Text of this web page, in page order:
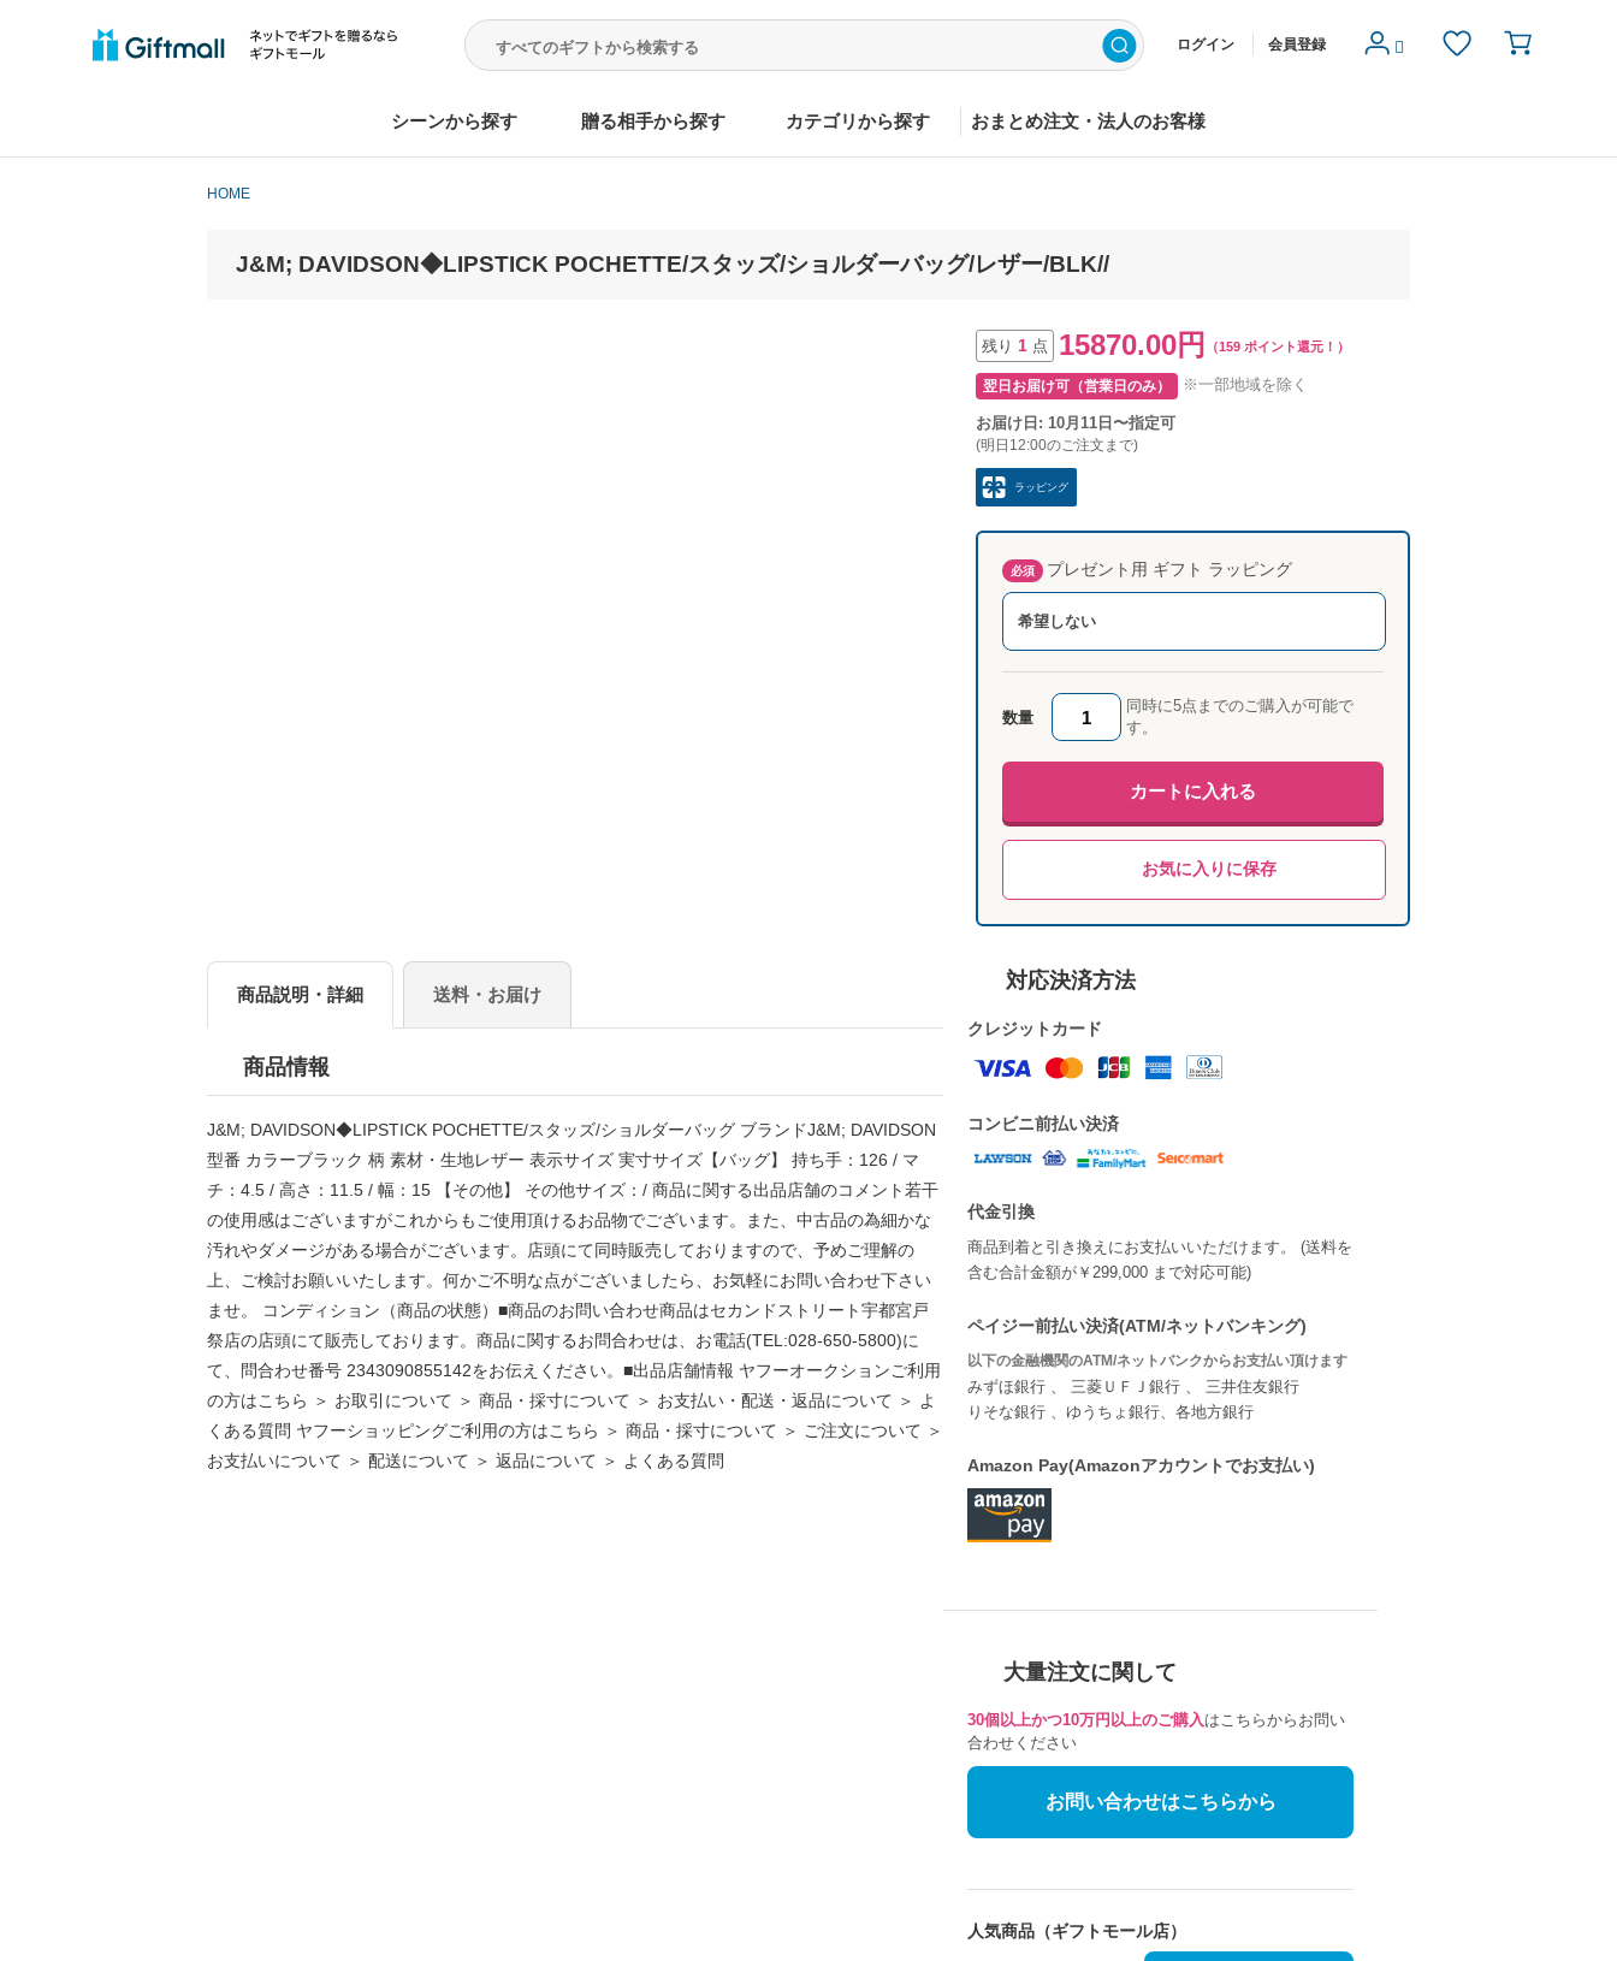
ログイン 会員登録
シーンから探す 贈る相手から探す カテゴリから探す おまとめ注文・法人のお客様
HOME
J&M; DAVIDSON◆LIPSTICK POCHETTE/スタッズ/ショルダーバッグ/レザー/BLK//
商品説明・詳細 送料・お届け
商品情報
J&M; DAVIDSON◆LIPSTICK POCHETTE/スタッズ/ショルダーバッグ ブランドJ&M; DAVIDSON
型番 カラーブラック 柄 素材・生地レザー 表示サイズ 実寸サイズ【バッグ】 持ち手：126 / マ
チ：4.5 / 高さ：11.5 / 幅：15 【その他】 その他サイズ：/ 商品に関する出品店舗のコメント若干
の使用感はございますがこれからもご使用頂けるお品物でございます。また、中古品の為細かな
汚れやダメージがある場合がございます。店頭にて同時販売しておりますので、予めご理解の
上、ご検討お願いいたします。何かご不明な点がございましたら、お気軽にお問い合わせ下さい
ませ。 コンディション（商品の状態）■商品のお問い合わせ商品はセカンドストリート宇都宮戸
祭店の店頭にて販売しております。商品に関するお問合わせは、お電話(TEL:028-650-5800)に
て、問合わせ番号 2343090855142をお伝えください。■出品店舗情報 ヤフーオークションご利用
の方はこちら ＞ お取引について ＞ 商品・採寸について ＞ お支払い・配送・返品について ＞ よ
くある質問 ヤフーショッピングご利用の方はこちら ＞ 商品・採寸について ＞ ご注文について ＞
お支払いについて ＞ 配送について ＞ 返品について ＞ よくある質問
残り 1 点 15870.00円 （159 ポイント還元！）
翌日お届け可（営業日のみ） ※一部地域を除く
お届け日: 10月11日〜指定可
(明日12:00のご注文まで)
ラッピング
必須 プレゼント用 ギフト ラッピング
希望しない
数量
同時に5点までのご購入が可能で
す。
カートに入れる
お気に入りに保存
対応決済方法
クレジットカード
コンビニ前払い決済
代金引換
商品到着と引き換えにお支払いいただけます。 (送料を
含む合計金額が￥299,000 まで対応可能)
ペイジー前払い決済(ATM/ネットバンキング)
以下の金融機関のATM/ネットバンクからお支払い頂けます
みずほ銀行 、 三菱ＵＦＪ銀行 、 三井住友銀行
りそな銀行 、ゆうちょ銀行、各地方銀行
Amazon Pay(Amazonアカウントでお支払い)
大量注文に関して
30個以上かつ10万円以上のご購入 はこちらからお問い
合わせください
お問い合わせはこちらから
人気商品（ギフトモール店）